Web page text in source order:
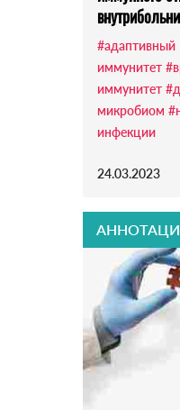
#адаптивный
иммунитет
иммунитет
микробиом
инфекции
24.03.2023